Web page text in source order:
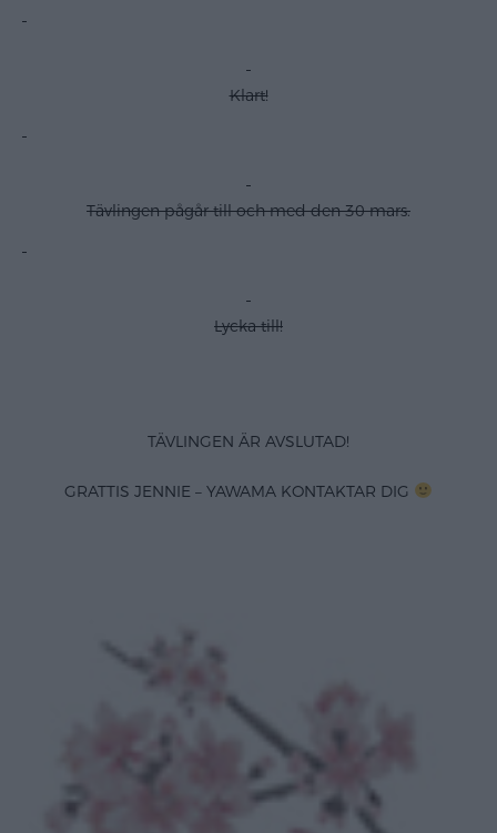
Klart!
Tävlingen pågår till och med den 30 mars.
Lycka till!
TÄVLINGEN ÄR AVSLUTAD!
GRATTIS JENNIE – YAWAMA KONTAKTAR DIG